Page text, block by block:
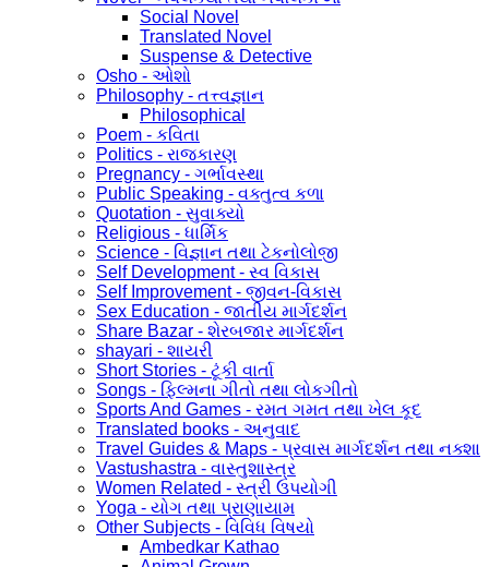
Social Novel
Translated Novel
Suspense & Detective
Osho - ઓશો
Philosophy - તત્ત્વજ્ઞાન
Philosophical
Poem - કવિતા
Politics - રાજકારણ
Pregnancy - ગર્ભાવસ્થા
Public Speaking - વક્તુત્વ કળા
Quotation - સુવાક્યો
Religious - ધાર્મિક
Science - વિજ્ઞાન તથા ટેકનોલોજી
Self Development - સ્વ વિકાસ
Self Improvement - જીવન-વિકાસ
Sex Education - જાતીય માર્ગદર્શન
Share Bazar - શેરબજાર માર્ગદર્શન
shayari - શાયરી
Short Stories - ટૂંકી વાર્તા
Songs - ફિલ્મના ગીતો તથા લોકગીતો
Sports And Games - રમત ગમત તથા ખેલ કૂદ
Translated books - અનુવાદ
Travel Guides & Maps - પ્રવાસ માર્ગદર્શન તથા નક્શા
Vastushastra - વાસ્તુશાસ્ત્ર
Women Related - સ્ત્રી ઉપયોગી
Yoga - યોગ તથા પ્રાણાયામ
Other Subjects - વિવિધ વિષયો
Ambedkar Kathao